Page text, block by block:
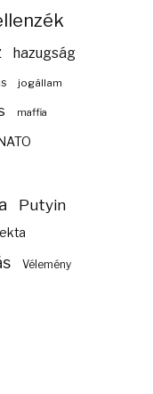
hazugság
jogállam
maffia
Putyin
Vélemény